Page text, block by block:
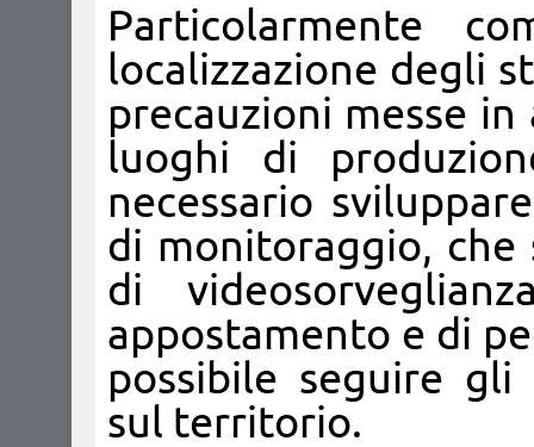
Particolarmente
localizzazione degli
precauzioni messe
luoghi di
necessario
di monitoraggio, che
di
appostamento e di
possibile seguire
sul territorio.